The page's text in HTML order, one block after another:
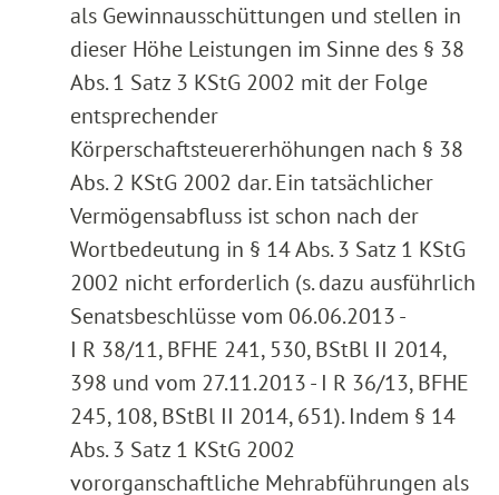
als Gewinnausschüttungen und stellen in
dieser Höhe Leistungen im Sinne des § 38
Abs. 1 Satz 3 KStG 2002 mit der Folge
entsprechender
Körperschaftsteuererhöhungen nach § 38
Abs. 2 KStG 2002 dar. Ein tatsächlicher
Vermögensabfluss ist schon nach der
Wortbedeutung in § 14 Abs. 3 Satz 1 KStG
2002 nicht erforderlich (s. dazu ausführlich
Senatsbeschlüsse vom 06.06.2013 -
I R 38/11, BFHE 241, 530, BStBl II 2014,
398 und vom 27.11.2013 - I R 36/13, BFHE
245, 108, BStBl II 2014, 651). Indem § 14
Abs. 3 Satz 1 KStG 2002
vororganschaftliche Mehrabführungen als